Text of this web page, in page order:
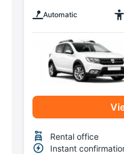
Automatic
Rental office
Instant